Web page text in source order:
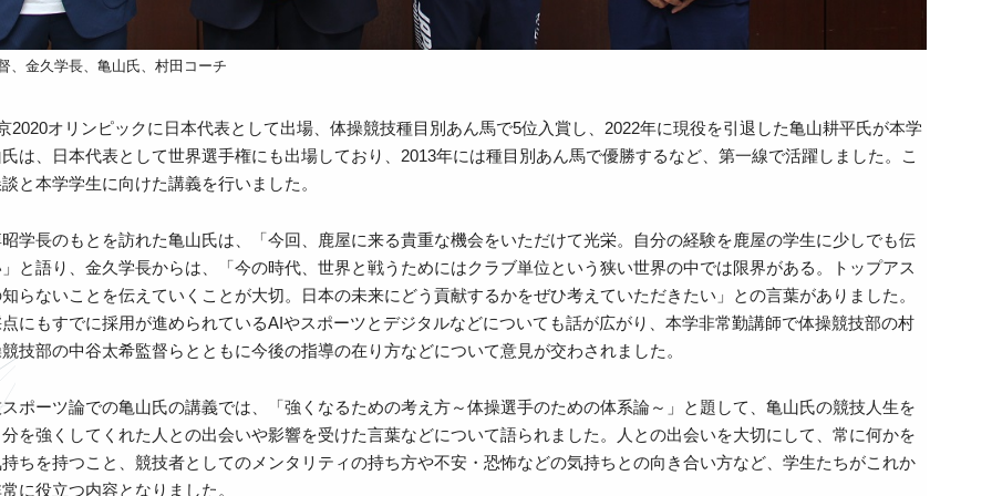
、金久学長、亀山氏、村田コーチ
2020オリンピックに日本代表として出場、体操競技種目別あん馬で5位入賞し、2022年に現役を引退した亀山耕平氏が本学
は、日本代表として世界選手権にも出場しており、2013年には種目別あん馬で優勝するなど、第一線で活躍しました。こ
と本学学生に向けた講義を行いました。
学長のもとを訪れた亀山氏は、「今回、鹿屋に来る貴重な機会をいただけて光栄。自分の経験を鹿屋の学生に少しでも伝
と語り、金久学長からは、「今の時代、世界と戦うためにはクラブ単位という狭い世界の中では限界がある。トップアス
らないことを伝えていくことが大切。日本の未来にどう貢献するかをぜひ考えていただきたい」との言葉がありました。
にもすでに採用が進められているAIやスポーツとデジタルなどについても話が広がり、本学非常勤講師で体操競技部の村
技部の中谷太希監督らとともに今後の指導の在り方などについて意見が交わされました。
ポーツ論での亀山氏の講義では、「強くなるための考え方～体操選手のための体系論～」と題して、亀山氏の競技人生を
を強くしてくれた人との出会いや影響を受けた言葉などについて語られました。人との出会いを大切にして、常に何かを
ちを持つこと、競技者としてのメンタリティの持ち方や不安・恐怖などの気持ちとの向き合い方など、学生たちがこれか
に役立つ内容となりました。